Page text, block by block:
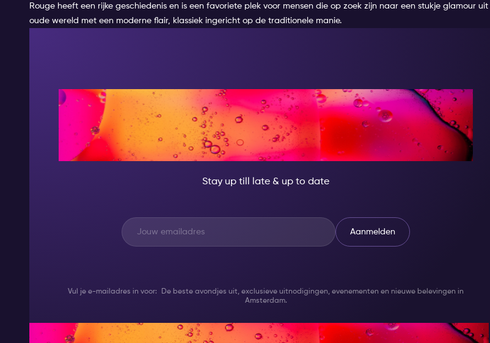
Rouge heeft een rijke geschiedenis en is een favoriete plek voor mensen die op zoek zijn naar een stukje glamour
oude wereld met een moderne flair, klassiek ingericht op de traditionele manie.
AT NIGHT, BECOME SOMEONE
GREAT!
Stay up till late & up to date
Aanmelden
Vul je e-mailadres in voor: De beste avondjes uit, exclusieve uitnodigingen, evenementen en nieuwe belevingen in
Amsterdam.
Stripclubs voor mannen in Amsterdam